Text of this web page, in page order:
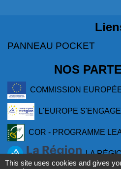
PANNEAU POCKET
NOS
COMMISSION
L'EUROPE
COR - PROGRAMME
LA
This site uses cookies and gives